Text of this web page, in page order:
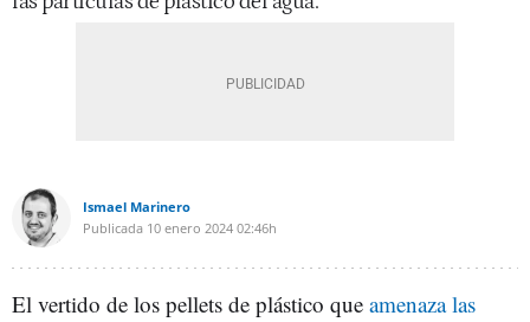
Ismael Marinero
Publicada 10 enero 2024 02:46h
El vertido de los pellets de plástico que amenaza las